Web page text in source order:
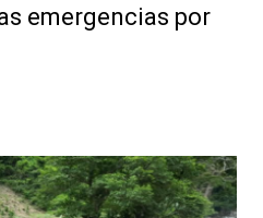
de bacheo en el sector La
Ríe 2026" brinda
emergencias por